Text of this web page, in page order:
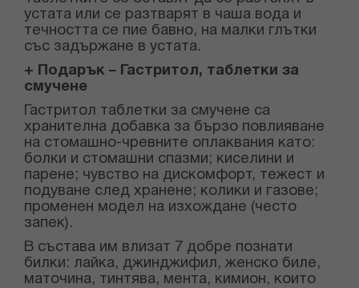
устата или се разтварят в чаша вода и
течността се пие бавно, на малки глътки
със задържане в устата.
+ Подарък – Гастритол, таблетки за
смучене
Гастритол таблетки за смучене са
хранителна добавка за бързо повлияване
на стомашно-чревните оплаквания като:
болки и стомашни спазми; киселини и
парене; чувство на дискомфорт, тежест и
подуване след хранене; колики и газове;
променен модел на изхождане (често
запек).
В състава им влизат 7 добре познати
билки: лайка, джинджифил, женско биле,
маточина, тинтява, мента, кимион, които